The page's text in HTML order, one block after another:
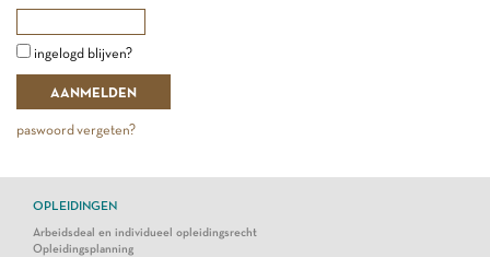
ingelogd blijven?
paswoord vergeten?
OPLEIDINGEN
Arbeidsdeal en individueel opleidingsrecht
Opleidingsplanning